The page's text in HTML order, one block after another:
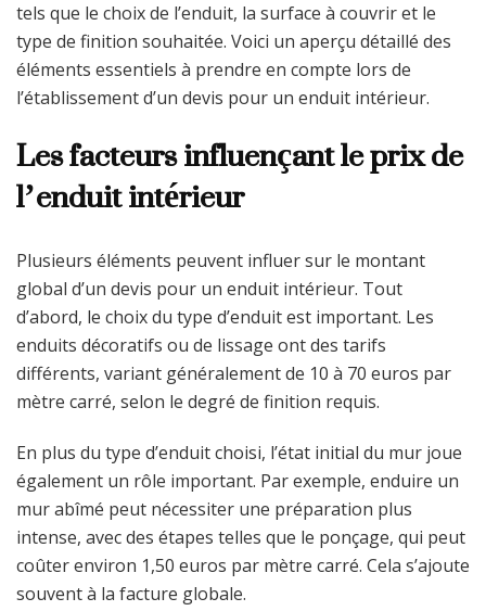
tels que le choix de l’enduit, la surface à couvrir et le
type de finition souhaitée. Voici un aperçu détaillé des
éléments essentiels à prendre en compte lors de
l’établissement d’un devis pour un enduit intérieur.
Les facteurs influençant le prix de
l’enduit intérieur
Plusieurs éléments peuvent influer sur le montant
global d’un devis pour un enduit intérieur. Tout
d’abord, le choix du type d’enduit est important. Les
enduits décoratifs ou de lissage ont des tarifs
différents, variant généralement de 10 à 70 euros par
mètre carré, selon le degré de finition requis.
En plus du type d’enduit choisi, l’état initial du mur joue
également un rôle important. Par exemple, enduire un
mur abîmé peut nécessiter une préparation plus
intense, avec des étapes telles que le ponçage, qui peut
coûter environ 1,50 euros par mètre carré. Cela s’ajoute
souvent à la facture globale.